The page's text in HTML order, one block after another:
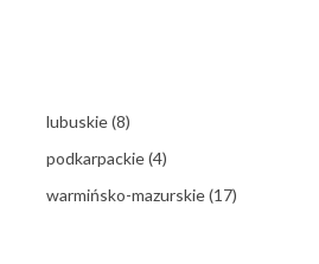
lubuskie(8)
podkarpackie(4)
warmińsko-mazurskie(17)